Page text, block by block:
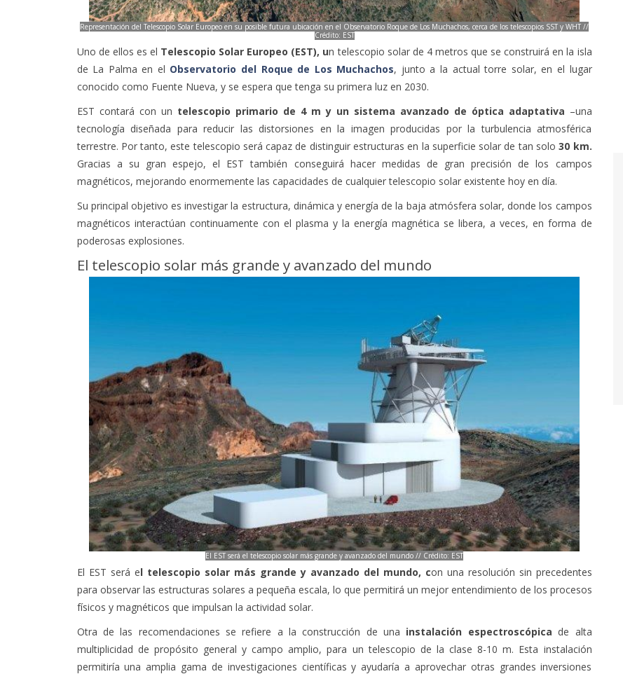
Representación del Telescopio Solar Europeo en su posible futura ubicación en el Observatorio Roque de Los Muchachos, cerca de los telescopios SST y WHT //
Crédito: EST
Uno de ellos es el Telescopio Solar Europeo (EST), un telescopio solar de 4 metros que se construirá en la isla
de La Palma en el Observatorio del Roque de Los Muchachos, junto a la actual torre solar, en el lugar
conocido como Fuente Nueva, y se espera que tenga su primera luz en 2030.
EST contará con un telescopio primario de 4 m y un sistema avanzado de óptica adaptativa –una
tecnología diseñada para reducir las distorsiones en la imagen producidas por la turbulencia atmosférica
terrestre. Por tanto, este telescopio será capaz de distinguir estructuras en la superficie solar de tan solo30 km.
Gracias a su gran espejo, el EST también conseguirá hacer medidas de gran precisión de los campos
magnéticos, mejorando enormemente las capacidades de cualquier telescopio solar existente hoy en día.
Su principal objetivo es investigar la estructura, dinámica y energía de la baja atmósfera solar, donde los campos
magnéticos interactúan continuamente con el plasma y la energía magnética se libera, a veces, en forma de
poderosas explosiones.
El telescopio solar más grande y avanzado del mundo
El EST será el telescopio solar más grande y avanzado del mundo // Crédito: EST
El EST será el telescopio solar más grande y avanzado del mundo, con una resolución sin precedentes
para observar las estructuras solares a pequeña escala, lo que permitirá un mejor entendimiento de los procesos
físicos y magnéticos que impulsan la actividad solar.
Otra de las recomendaciones se refiere a la construcción de una instalación espectroscópica de alta
multiplicidad de propósito general y campo amplio, para un telescopio de la clase 8-10 m. Esta instalación
permitiría una amplia gama de investigaciones científicas y ayudaría a aprovechar otras grandes inversiones